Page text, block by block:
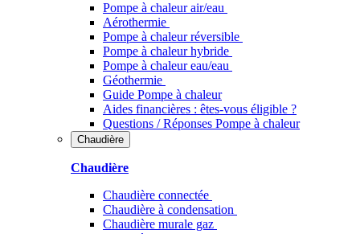
Pompe à chaleur air/eau
Aérothermie
Pompe à chaleur réversible
Pompe à chaleur hybride
Pompe à chaleur​ eau/eau
Géothermie
Guide Pompe à chaleur
Aides financières : êtes-vous éligible ?
Questions / Réponses Pompe à chaleur
Chaudière
Chaudière
Chaudière connectée
Chaudière à condensation
Chaudière murale gaz